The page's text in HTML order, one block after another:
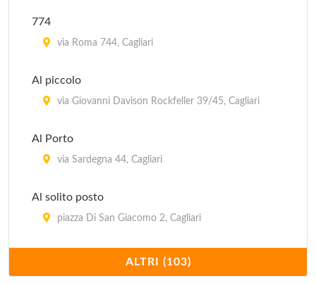
774
via Roma 744, Cagliari
Al piccolo
via Giovanni Davison Rockfeller 39/45, Cagliari
Al Porto
via Sardegna 44, Cagliari
Al solito posto
piazza Di San Giacomo 2, Cagliari
via Savoia 4, Cagliari
ALTRI (103)